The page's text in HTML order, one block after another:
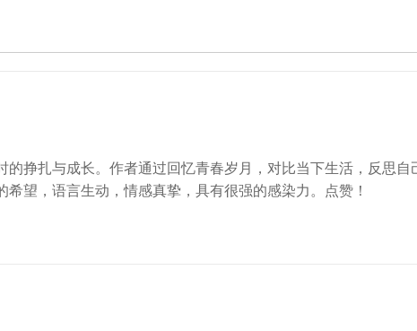
挣扎与成长。作者通过回忆青春岁月，对比当下生活，反思自
望，语言生动，情感真挚，具有很强的感染力。点赞！